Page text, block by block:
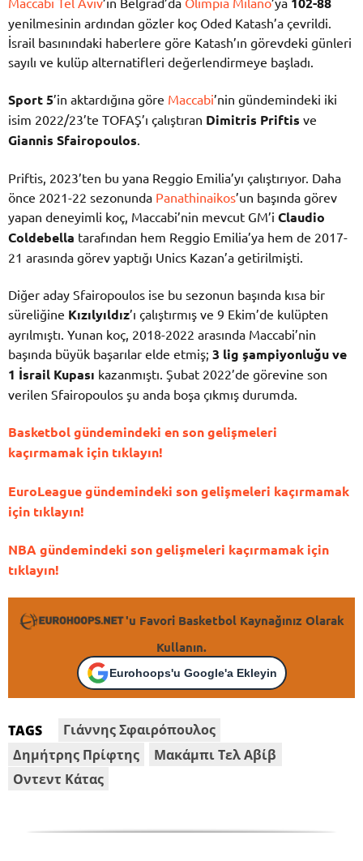
yenilmesinin ardından gözler koç Oded Katash’a çevrildi.
İsrail basınındaki haberlere göre Katash’ın görevdeki günleri
sayılı ve kulüp alternatifleri değerlendirmeye başladı.
Sport 5’in aktardığına göre Maccabi’nin gündemindeki iki
isim 2022/23’te TOFAŞ’ı çalıştıran Dimitris Priftis ve
Giannis Sfairopoulos
Priftis, 2023’ten bu yana Reggio Emilia’yı çalıştırıyor. Daha
önce 2021-22 sezonunda Panathinaikos’un başında görev
yapan deneyimli koç, Maccabi’nin mevcut GM’i Claudio
Coldebella tarafından hem Reggio Emilia’ya hem de 2017-
21 arasında görev yaptığı Unics Kazan’a getirilmişti.
Diğer aday Sfairopoulos ise bu sezonun başında kısa bir
süreliğine Kızılyıldız’ı çalıştırmış ve 9 Ekim’de kulüpten
ayrılmıştı. Yunan koç, 2018-2022 arasında Maccabi’nin
başında büyük başarılar elde etmiş; 3 lig şampiyonluğu ve
1 İsrail Kupası kazanmıştı. Şubat 2022’de görevine son
verilen Sfairopoulos şu anda boşa çıkmış durumda.
Basketbol gündemindeki en son gelişmeleri
kaçırmamak için tıklayın!
EuroLeague gündemindeki son gelişmeleri kaçırmamak
için tıklayın!
NBA gündemindeki son gelişmeleri kaçırmamak için
tıklayın!
'u Favori Basketbol Kaynağınız Olarak
Kullanın.
Eurohoops'u Google'a Ekleyin
TAGS
Γιάννης Σφαιρόπουλος
Δημήτρης Πρίφτης
Μακάμπι Τελ Αβίβ
Οντεντ Κάτας